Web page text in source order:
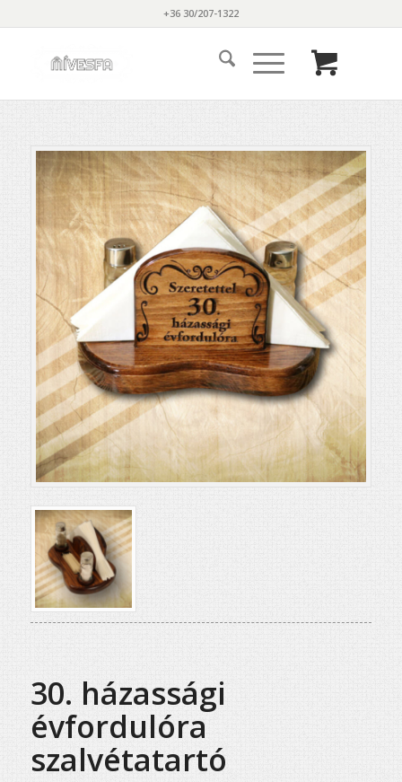
+36 30/207-1322
30. házassági
évfordulóra
szalvétatartó